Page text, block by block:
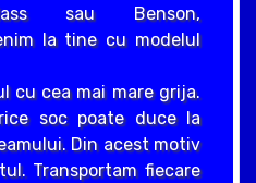
sau Benson,
la tine cu modelul
cu cea mai mare grija.
soc poate duce la
Din acest motiv
Transportam fiecare